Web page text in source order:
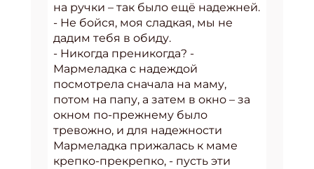
на ручки – так было ещё надежней.
- Не бойся, моя сладкая, мы не
дадим тебя в обиду.
- Никогда преникогда? -
Мармеладка с надеждой
посмотрела сначала на маму,
потом на папу, а затем в окно – за
окном по-прежнему было
тревожно, и для надежности
Мармеладка прижалась к маме
крепко-прекрепко, - пусть эти